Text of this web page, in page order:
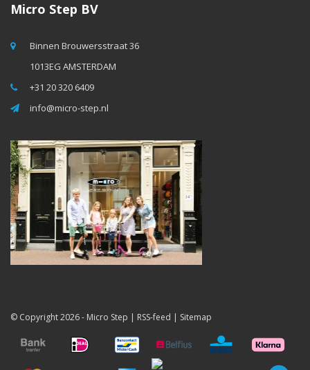
Micro Step BV
Binnen Brouwersstraat 36
1013EG AMSTERDAM
+31 20 320 6409
info@micro-step.nl
© Copyright 2026 - Micro Step | RSS-feed | Sitemap